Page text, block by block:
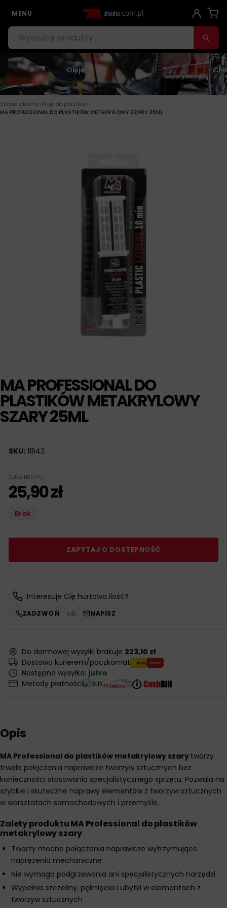
MENU
Oleje
Strona główna › Kleje do plastiku ›
MA PROFESSIONAL DO PLASTIKÓW METAKRYLOWY SZARY 25ML
MA PROFESSIONAL DO
PLASTIKÓW METAKRYLOWY
SZARY 25ML
SKU: 11542
CENA BRUTTO
25,90zł
Brak
ZAPYTAJ O DOSTĘPNOŚĆ
Interesuje Cię hurtowa ilość?
ZADZWOŃ lub NAPISZ
Do darmowej wysyłki brakuje 223,10 zł
Dostawa kurierem/paczkomat
Następna wysyłka: jutro
Metody płatności
Opis
MA Professional do plastików metakrylowy szary tworzy
trwałe połączenia naprawcze tworzyw sztucznych bez
konieczności stosowania specjalistycznego sprzętu. Pozwala na
szybkie i skuteczne naprawy elementów z tworzyw sztucznych
w warsztatach samochodowych i przemyśle.
Zalety produktuMA Professional do plastików
metakrylowy szary
Tworzy mocne połączenia naprawcze wytrzymujące
naprężenia mechaniczne
Nie wymaga podgrzewania ani specjalistycznych narzędzi
Wypełnia szczeliny, pęknięcia i ubytki w elementach z
tworzyw sztucznych